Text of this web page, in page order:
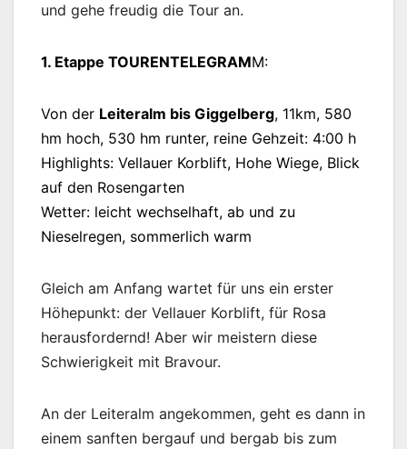
und gehe freudig die Tour an.
1. Etappe TOURENTELEGRAMM:
Von der Leiteralm bis Giggelberg, 11km, 580
hm hoch, 530 hm runter, reine Gehzeit: 4:00 h
Highlights: Vellauer Korblift, Hohe Wiege, Blick
auf den Rosengarten
Wetter: leicht wechselhaft, ab und zu
Nieselregen, sommerlich warm
Gleich am Anfang wartet für uns ein erster
Höhepunkt: der Vellauer Korblift, für Rosa
herausfordernd! Aber wir meistern diese
Schwierigkeit mit Bravour.
An der Leiteralm angekommen, geht es dann in
einem sanften bergauf und bergab bis zum